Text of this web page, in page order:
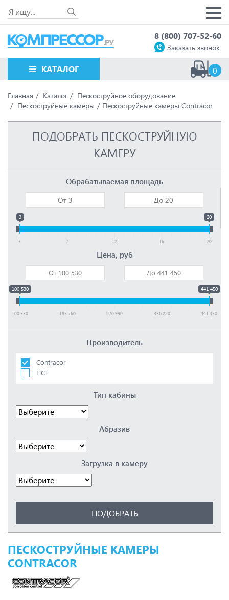
8 (800) 707-52-60
Заказать звонок
КАТАЛОГ 0
Главная Каталог
Пескоструйное оборудование
Пескоструйные камеры
Пескоструйные камеры Contracor
ПОДОБРАТЬ ПЕСКОСТРУЙНУЮ
КАМЕРУ
Обрабатываемая площадь
3 20
3 7 12 16 20
Цена, руб
100 530 441 450
100 530 185 760 270 990 356 220 441 450
Производитель
Contracor
ПСТ
Тип кабины
Абразив
Загрузка в камеру
ПЕСКОСТРУЙНЫЕ КАМЕРЫ
CONTRACOR